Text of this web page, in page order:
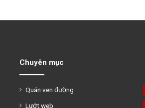
Chuyên mục
Quán ven đường
Lướt web